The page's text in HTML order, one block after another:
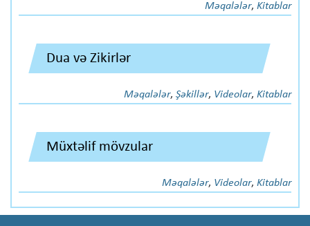
Məqalələr, Kitablar
Dua və Zikirlər
Məqalələr, Şəkillər, Videolar, Kitablar
Müxtəlif mövzular
Məqalələr, Videolar, Kitablar